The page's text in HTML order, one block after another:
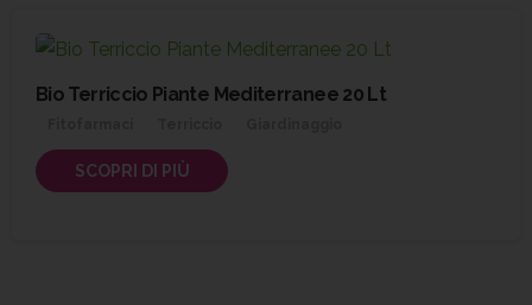
Bio Terriccio Piante Mediterranee 20 Lt
SCOPRI DI PIÙ